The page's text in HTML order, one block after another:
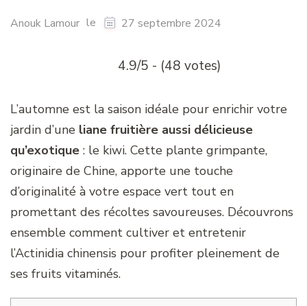
Anouk Lamour le 27 septembre 2024
4.9/5 - (48 votes)
L’automne est la saison idéale pour enrichir votre
jardin d’une liane fruitière aussi délicieuse
qu’exotique : le kiwi. Cette plante grimpante,
originaire de Chine, apporte une touche
d’originalité à votre espace vert tout en
promettant des récoltes savoureuses. Découvrons
ensemble comment cultiver et entretenir
l’Actinidia chinensis pour profiter pleinement de
ses fruits vitaminés.